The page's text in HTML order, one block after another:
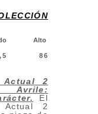
Alto
86
Actual 2
.
El
Actual 2